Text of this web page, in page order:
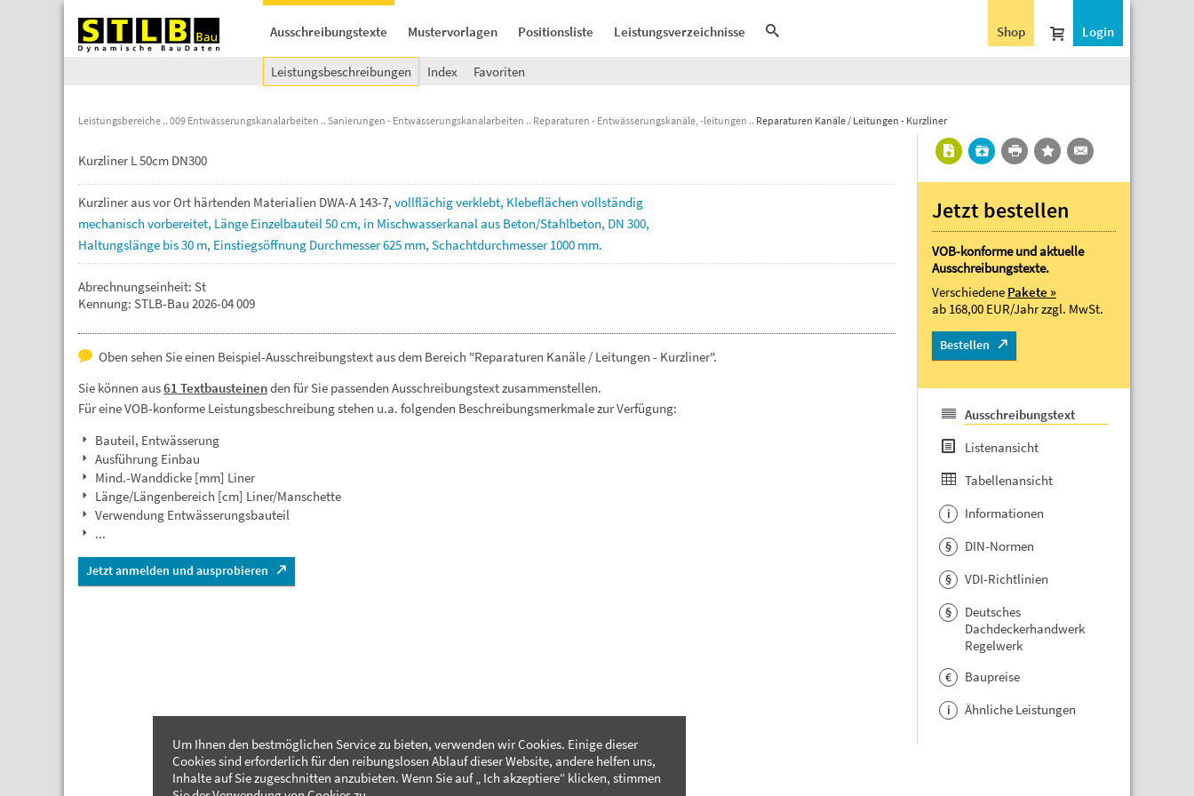
Ausschreibungstexte Mustervorlagen Positionsliste Leistungsverzeichnisse Login
Shop
Leistungsbeschreibungen Index Favoriten
Leistungsbereiche 009 Entwässerungskanalarbeiten Sanierungen - Entwässerungskanalarbeiten Reparaturen - Entwässerungskanäle, -leitungen Reparaturen Kanäle / Leitungen - Kurzliner
Kurzliner L 50cm DN300
KurzlinerausvorOrt härtenden Materialien DWA-A 143-7, vollflächigverklebt, Klebeflächen vollständig
mechanisch vorbereitet, Länge Einzelbauteil50cm, in Mischwasserkanalaus Beton/Stahlbeton, DN 300,
Haltungslänge bis30 m, Einstiegsöffnung Durchmesser625 mm, Schachtdurchmesser1000 mm.
Abrechnungseinheit: St
Kennung: STLB-Bau 2026-04 009
Oben sehen Sie einen Beispiel-Ausschreibungstext aus dem Bereich "Reparaturen Kanäle / Leitungen - Kurzliner".
Sie können aus61 Textbausteinenden für Sie passenden Ausschreibungstext zusammenstellen.
Für eine VOB-konforme Leistungsbeschreibung stehen u.a. folgenden Beschreibungsmerkmale zur Verfügung:
Bauteil, Entwässerung
Ausführung Einbau
Mind.-Wanddicke [mm] Liner
Länge/Längenbereich [cm] Liner/Manschette
Verwendung Entwässerungsbauteil
...
Jetzt anmelden und ausprobieren
Jetzt bestellen
VOB-konforme und aktuelle
Ausschreibungstexte.
Verschiedene Pakete »
ab 168,00 EUR/Jahrzzgl. MwSt.
Bestellen
Ausschreibungstext
Listenansicht
Tabellenansicht
i Informationen
§ DIN-Normen
§ VDI-Richtlinien
§
Deutsches
Dachdeckerhandwerk
Regelwerk
€ Baupreise
i Ähnliche Leistungen
Um Ihnen den bestmöglichen Service zu bieten, verwenden wir Cookies. Einige dieser
Cookies sind erforderlich für den reibungslosen Ablauf dieser Website, andere helfen uns,
Inhalte auf Sie zugeschnitten anzubieten. Wenn Sie auf „ Ich akzeptiere“ klicken, stimmen